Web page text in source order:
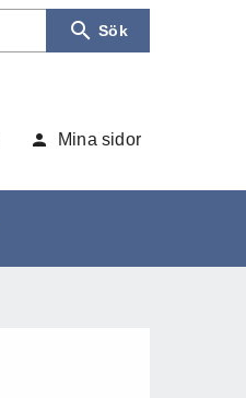
Sök
Mina sidor